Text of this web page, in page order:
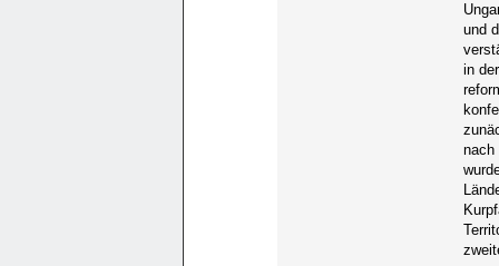
und
in
nach